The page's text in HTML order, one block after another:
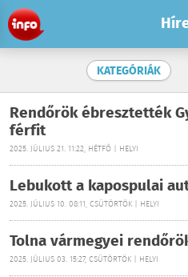
KATEGÓRIÁK
Rendőrök ébresztették
férfit
2025. JÚLIUS 21. 11:22, HÉTFŐ | HELYI
Lebukott a kapospulai
2025. JÚLIUS 10. 08:11, CSÜTÖRTÖK | HELYI
Tolna vármegyei
2025. JÚLIUS 03. 15:27, CSÜTÖRTÖK | HELYI